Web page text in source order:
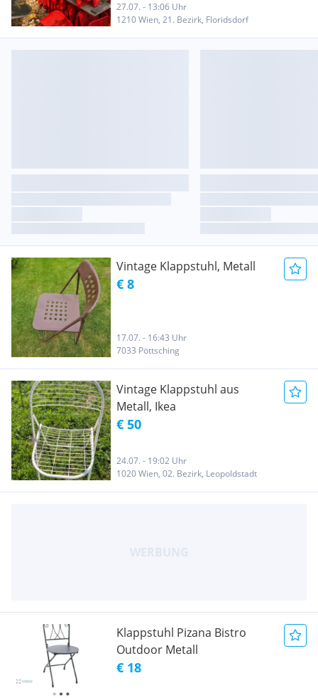
27.07. - 13:06 Uhr
1210 Wien, 21. Bezirk, Floridsdorf
Vintage Klappstuhl, Metall
€ 8
17.07. - 16:43 Uhr
7033 Pöttsching
Vintage Klappstuhl aus
Metall, Ikea
€ 50
24.07. - 19:02 Uhr
1020 Wien, 02. Bezirk, Leopoldstadt
Klappstuhl Pizana Bistro
Outdoor Metall
€ 18